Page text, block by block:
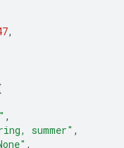
,
,
summer" ,
,